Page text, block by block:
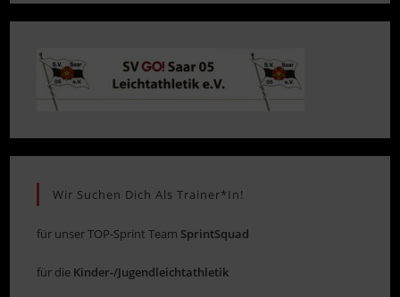
Wir Suchen Dich Als Trainer*in!
für unser TOP-Sprint Team SprintSquad
für die Kinder-/Jugendleichtathletik